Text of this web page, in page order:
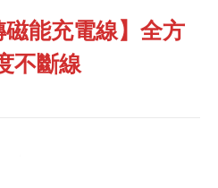
磁能充電線】全方
不斷線